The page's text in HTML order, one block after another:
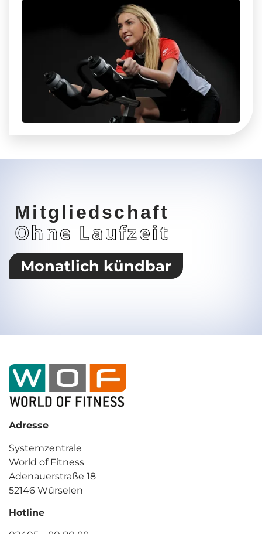
Mitgliedschaft
Ohne Laufzeit
Monatlich kündbar
Adresse
Systemzentrale
World of Fitness
Adenauerstraße 18
52146 Würselen
Hotline